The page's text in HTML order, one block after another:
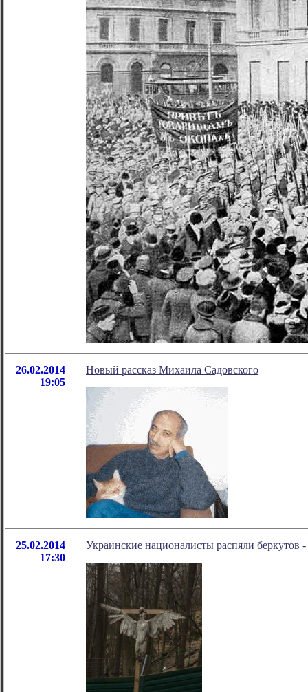
26.02.2014
19:05
Новый рассказ Михаила Садовского
25.02.2014
17:30
Украинские националисты распяли беркутов